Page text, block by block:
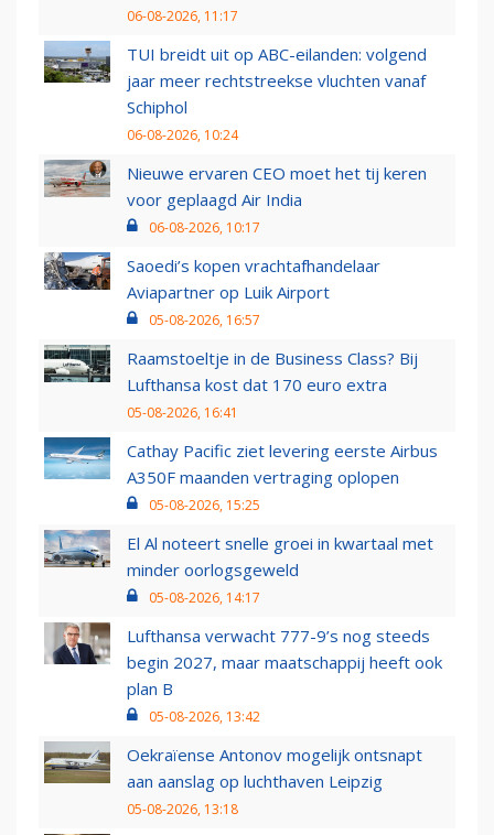
06-08-2026, 11:17
TUI breidt uit op ABC-eilanden: volgend
jaar meer rechtstreekse vluchten vanaf
Schiphol
06-08-2026, 10:24
Nieuwe ervaren CEO moet het tij keren
voor geplaagd Air India
06-08-2026, 10:17
Saoedi’s kopen vrachtafhandelaar
Aviapartner op Luik Airport
05-08-2026, 16:57
Raamstoeltje in de Business Class? Bij
Lufthansa kost dat 170 euro extra
05-08-2026, 16:41
Cathay Pacific ziet levering eerste Airbus
A350F maanden vertraging oplopen
05-08-2026, 15:25
El Al noteert snelle groei in kwartaal met
minder oorlogsgeweld
05-08-2026, 14:17
Lufthansa verwacht 777-9’s nog steeds
begin 2027, maar maatschappij heeft ook
plan B
05-08-2026, 13:42
Oekraïense Antonov mogelijk ontsnapt
aan aanslag op luchthaven Leipzig
05-08-2026, 13:18